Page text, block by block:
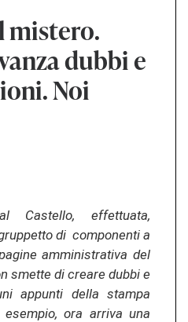
mistero.
dubbi e
Noi
Castello, effettuata,
di componenti a
amministrativa del
smette di creare dubbi e
appunti della stampa
ora arriva una